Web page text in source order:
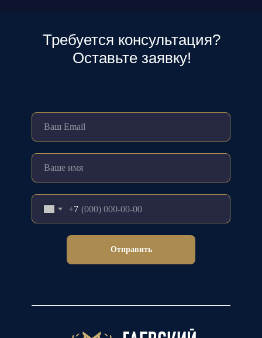
Требуется консультация?
Оставьте заявку!
+7
Отправить